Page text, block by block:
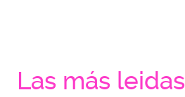
Las más leidas